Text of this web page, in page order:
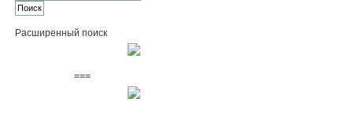
Расширенный поиск
===